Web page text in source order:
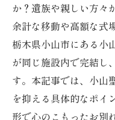
か？遺族や親しい方々
余計な移動や高額な式
栃木県小山市にある小
が同じ施設内で完結し
す。本記事では、小山
を抑える具体的なポイ
形で心のこもったお別